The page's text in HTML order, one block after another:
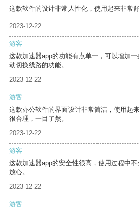
这款软件的设计非常人性化，使用起来非常舒
2023-12-22
游客
这款加速器app的功能有点单一，可以增加
动切换线路的功能。
2023-12-22
游客
这款办公软件的界面设计非常简洁，使用起
很合理，一目了然。
2023-12-22
游客
这款加速器app的安全性很高，使用过程中
放心。
2023-12-22
游客